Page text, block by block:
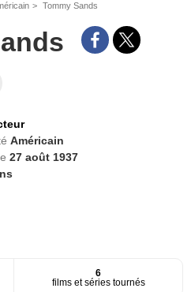
Tommy Sands
Américain
27 août 1937
6
films et séries tournés